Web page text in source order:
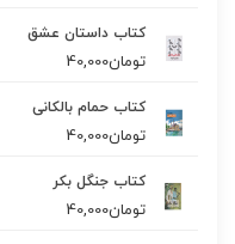
کتاب داستان عشق
تومان40,000
کتاب حمام بالکانی
تومان40,000
کتاب جنگل بکر
تومان40,000